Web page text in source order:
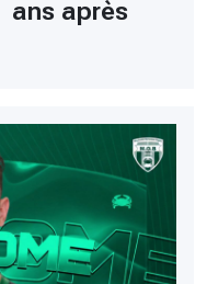
ans après